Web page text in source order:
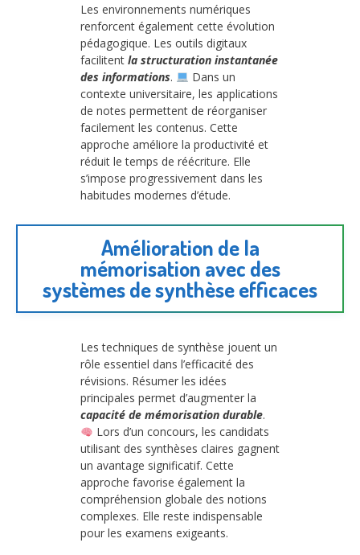
Les environnements numériques
renforcent également cette évolution
pédagogique. Les outils digitaux
facilitent la structuration instantanée
des informations.
Dans un
contexte universitaire, les applications
de notes permettent de réorganiser
facilement les contenus. Cette
approche améliore la productivité et
réduit le temps de réécriture. Elle
s’impose progressivement dans les
habitudes modernes d’étude.
Amélioration de la
mémorisation avec des
systèmes de synthèse efficaces
Les techniques de synthèse jouent un
rôle essentiel dans l’efficacité des
révisions. Résumer les idées
principales permet d’augmenter la
capacité de mémorisation durable.
Lors d’un concours, les candidats
utilisant des synthèses claires gagnent
un avantage significatif. Cette
approche favorise également la
compréhension globale des notions
complexes. Elle reste indispensable
pour les examens exigeants.